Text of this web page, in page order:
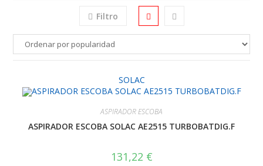
Filtro
SOLAC
ASPIRADOR ESCOBA
ASPIRADOR ESCOBA SOLAC AE2515 TURBOBATDIG.F
131,22 €